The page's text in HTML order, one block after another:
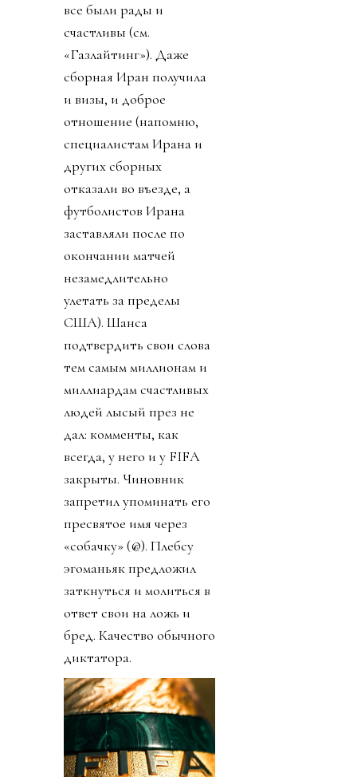
все были рады и
счастливы (см.
«Газлайтинг»). Даже
сборная Иран получила
и визы, и доброе
отношение (напомню,
специалистам Ирана и
других сборных
отказали во въезде, а
футболистов Ирана
заставляли после по
окончании матчей
незамедлительно
улетать за пределы
США). Шанса
подтвердить свои слова
тем самым миллионам и
миллиардам счастливых
людей лысый през не
дал: комменты, как
всегда, у него и у FIFA
закрыты. Чиновник
запретил упоминать его
пресвятое имя через
«собачку» (@). Плебсу
эгоманьяк предложил
заткнуться и молиться в
ответ свои на ложь и
бред. Качество обычного
диктатора.